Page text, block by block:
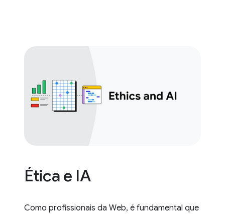
Ética e IA
Como profissionais da Web, é fundamental que